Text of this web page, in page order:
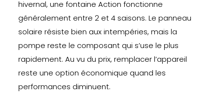
hivernal, une fontaine Action fonctionne
généralement entre 2 et 4 saisons. Le panneau
solaire résiste bien aux intempéries, mais la
pompe reste le composant qui s’use le plus
rapidement. Au vu du prix, remplacer l’appareil
reste une option économique quand les
performances diminuent.